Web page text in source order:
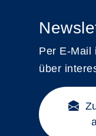
Per E-Mail
über